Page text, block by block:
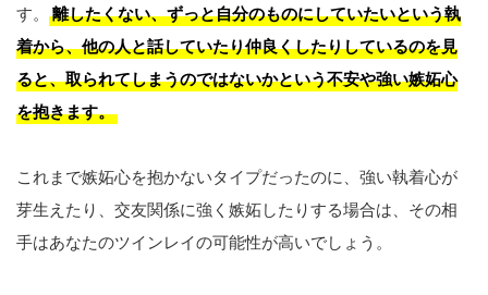
す。
離したくない、ずっと自分のものにしていたいという執
着から、他の人と話していたり仲良くしたりしているのを見
ると、取られてしまうのではないかという不安や強い嫉妬心
を抱きます。
これまで嫉妬心を抱かないタイプだったのに、強い執着心が
芽生えたり、交友関係に強く嫉妬したりする場合は、その相
手はあなたのツインレイの可能性が高いでしょう。